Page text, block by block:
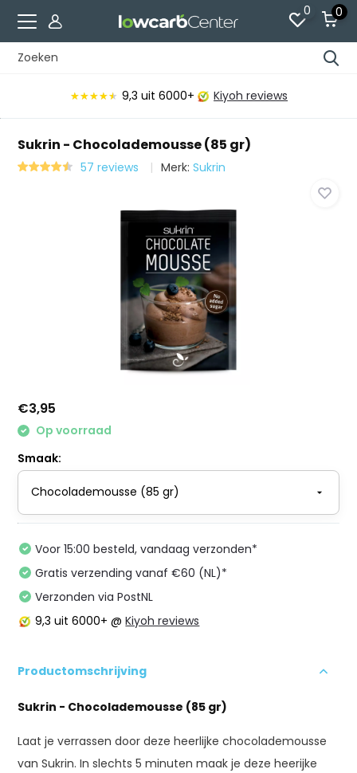
0 0
★★★★★
★★★★★ 9,3 uit 6000+ Kiyoh reviews
Sukrin - Chocolademousse (85 gr)
57 reviews Merk:Sukrin
€3,95
Op voorraad
Smaak:
Voor 15:00 besteld, vandaag verzonden*
Gratis verzending vanaf €60 (NL)*
Verzonden via PostNL
9,3 uit 6000+ @Kiyoh reviews
Productomschrijving
Sukrin - Chocolademousse (85 gr)
Laat je verrassen door deze heerlijke chocolademousse
van Sukrin. In slechts 5 minuten maak je deze heerijke